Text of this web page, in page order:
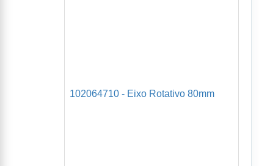
102064710 - Eixo Rotativo 80mm